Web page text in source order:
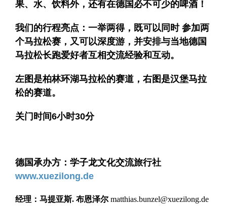
果、水、饮料外，还有在德国必不可少的啤酒！
我们的行程亮点：一举两得，既可以同时 参加两
个马拉松赛，又可以深度游，并安排与当地德国
马拉松长跑爱好者互相交流经验和互动。
左图是柏林环湖马拉松的赛道，右图是汉堡马拉
松的赛道。
关门时间6小时30分
德国承办方：学子龙文化交流旅行社
www.xuezilong.de
经理：马提亚斯. 布恩泽尔 matthias.bunzel@xuezilong.de